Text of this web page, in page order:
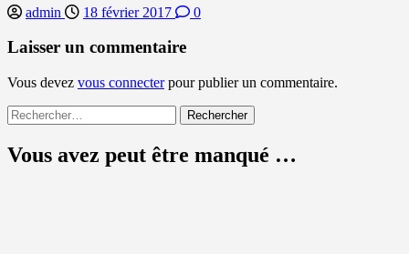
admin 18 février 2017 0
Laisser un commentaire
Vous devez vous connecterpour publier un commentaire.
Rechercher :
Vous avez peut être manqué …